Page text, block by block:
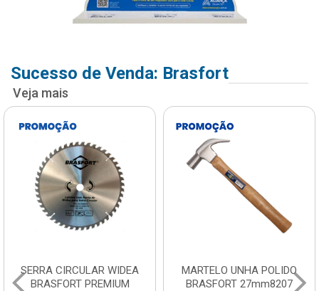
Sucesso de Venda: Brasfort
Veja mais
SERRA CIRCULAR WIDEA
BRASFORT PREMIUM
MARTELO UNHA POLIDO
BRASFORT 27mm8207